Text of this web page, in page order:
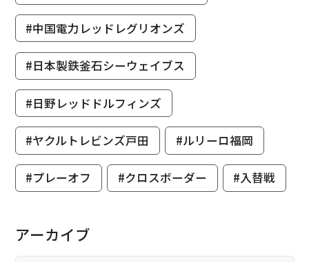
#中国電力レッドレグリオンズ
#日本製鉄釜石シーウェイブス
#日野レッドドルフィンズ
#ヤクルトレビンズ戸田 #ルリーロ福岡
#プレーオフ #クロスボーダー #入替戦
アーカイブ